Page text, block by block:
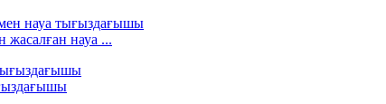
жасалған науа ...